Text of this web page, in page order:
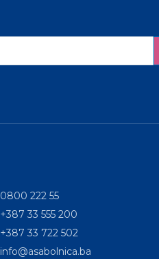
0800 222 55
+387 33 555 200
+387 33 722 502
info@asabolnica.ba